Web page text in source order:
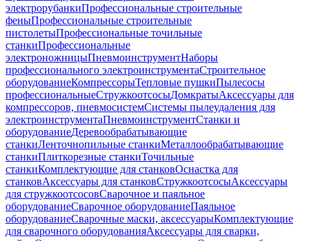
электрорубанкиПрофессиональные строительные
феныПрофессиональные строительные
пистолетыПрофессиональные точильные
станкиПрофессиональные
электроножницыПневмоинструментНаборы
профессионального электроинструментаСтроительное
оборудованиеКомпрессорыТепловые пушкиПылесосы
профессиональныеСтружкоотсосыДомкратыАксессуары для
компрессоров, пневмосистемСистемы пылеудаления для
электроинструментаПневмоинструментСтанки и
оборудованиеДеревообрабатывающие
станкиЛенточнопильные станкиМеталлообрабатывающие
станкиПлиткорезные станкиТочильные
станкиКомплектующие для станковОснастка для
станковАксессуары для станковСтружкоотсосыАксессуары
для стружкоотсосовСварочное и паяльное
оборудованиеСварочное оборудованиеПаяльное
оборудованиеСварочные маски, аксессуарыКомплектующие
для сварочного оборудованияАксессуары для сварки,